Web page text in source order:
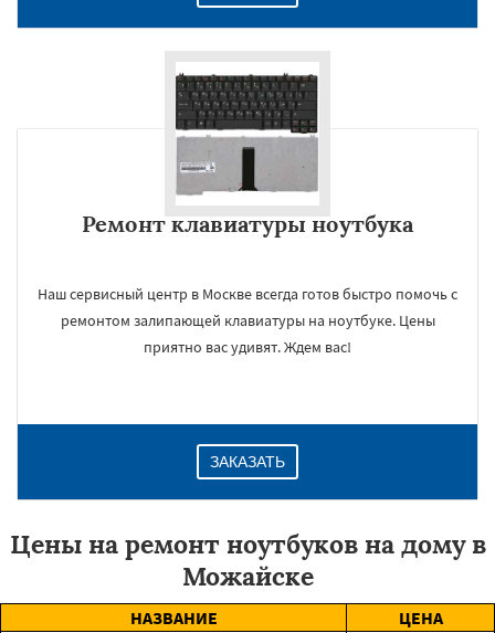
Ремонт клавиатуры ноутбука
Наш сервисный центр в Москве всегда готов быстро помочь с
ремонтом залипающей клавиатуры на ноутбуке. Цены
приятно вас удивят. Ждем вас!
ЗАКАЗАТЬ
Цены на ремонт ноутбуков на дому в
Можайске
НАЗВАНИЕ
ЦЕНА